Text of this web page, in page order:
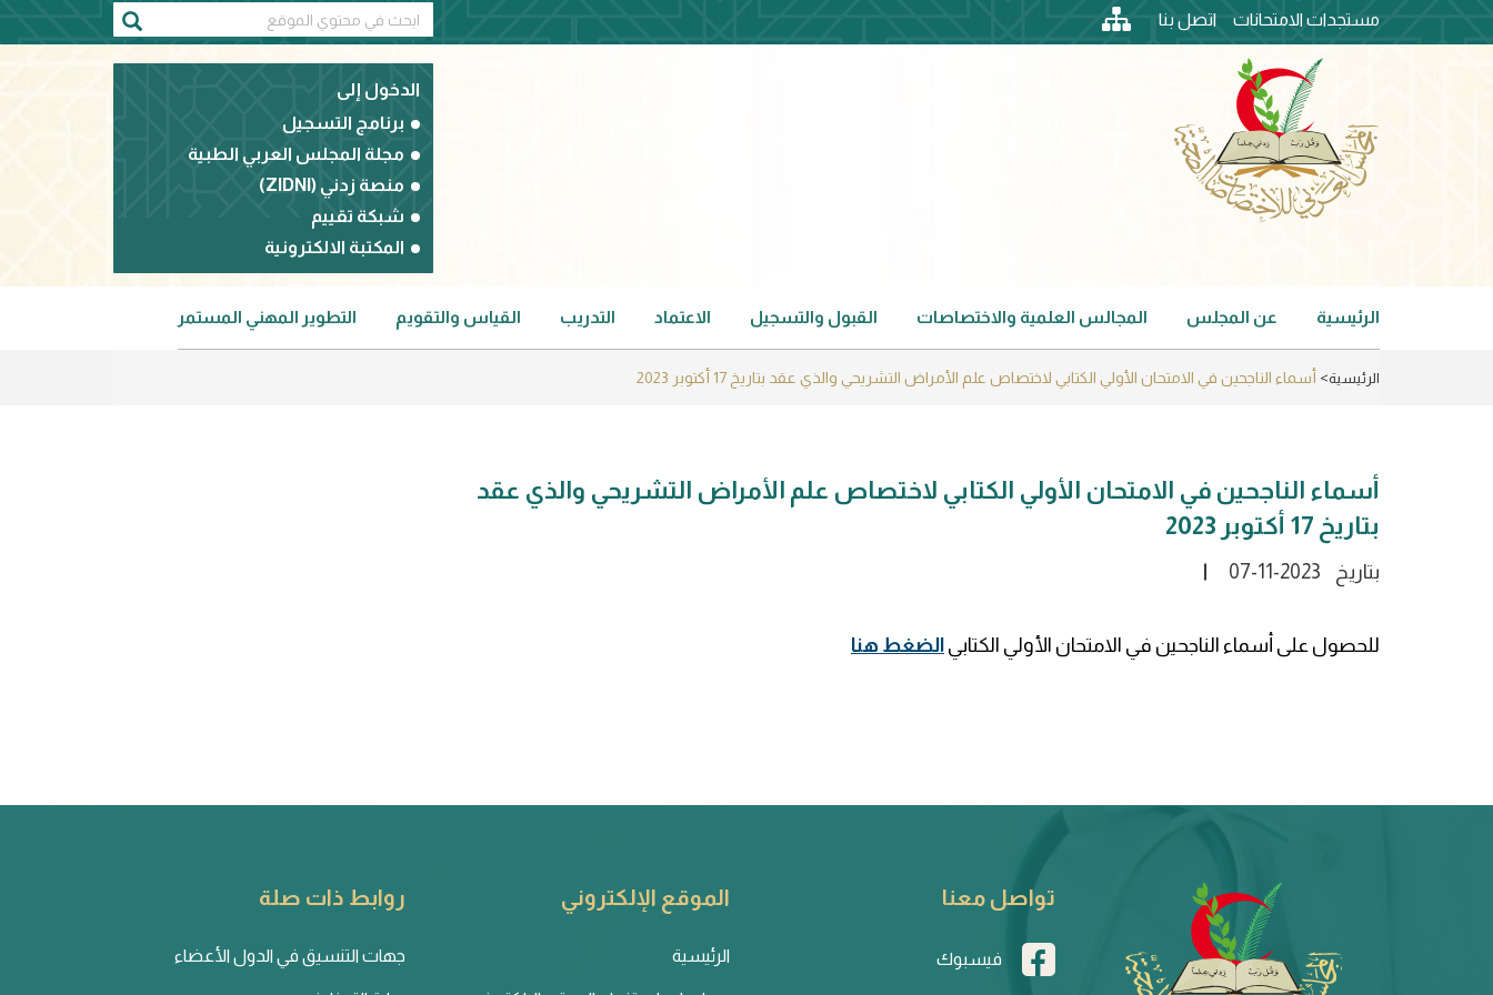
top
header
menu
مستجدات الامتحانات اتصل بنا
الدخول إلى
برنامج التسجيل
مجلة المجلس العربي الطبية
منصة زدني (ZIDNI)
شبكة تقييم
المكتبة الالكترونية
Main
navigation
الرئيسية عن المجلس المجالس العلمية والاختصاصات القبول والتسجيل الاعتماد التدريب القياس والتقويم التطوير المهني المستمر
الرئيسية أسماء الناجحين في الامتحان الأولي الكتابي لاختصاص علم الأمراض التشريحي والذي عقد بتاريخ 17 أكتوبر 2023
أسماء الناجحين في الامتحان الأولي الكتابي لاختصاص علم الأمراض التشريحي والذي عقد
بتاريخ 17 أكتوبر 2023
بتاريخ 07-11-2023
للحصول على أسماء الناجحين في الامتحان الأولي الكتابي الضغط هنا
تواصل معنا
فيسبوك
الموقع الإلكتروني
الرئيسية
روابط ذات صلة
جهات التنسيق في الدول الأعضاء